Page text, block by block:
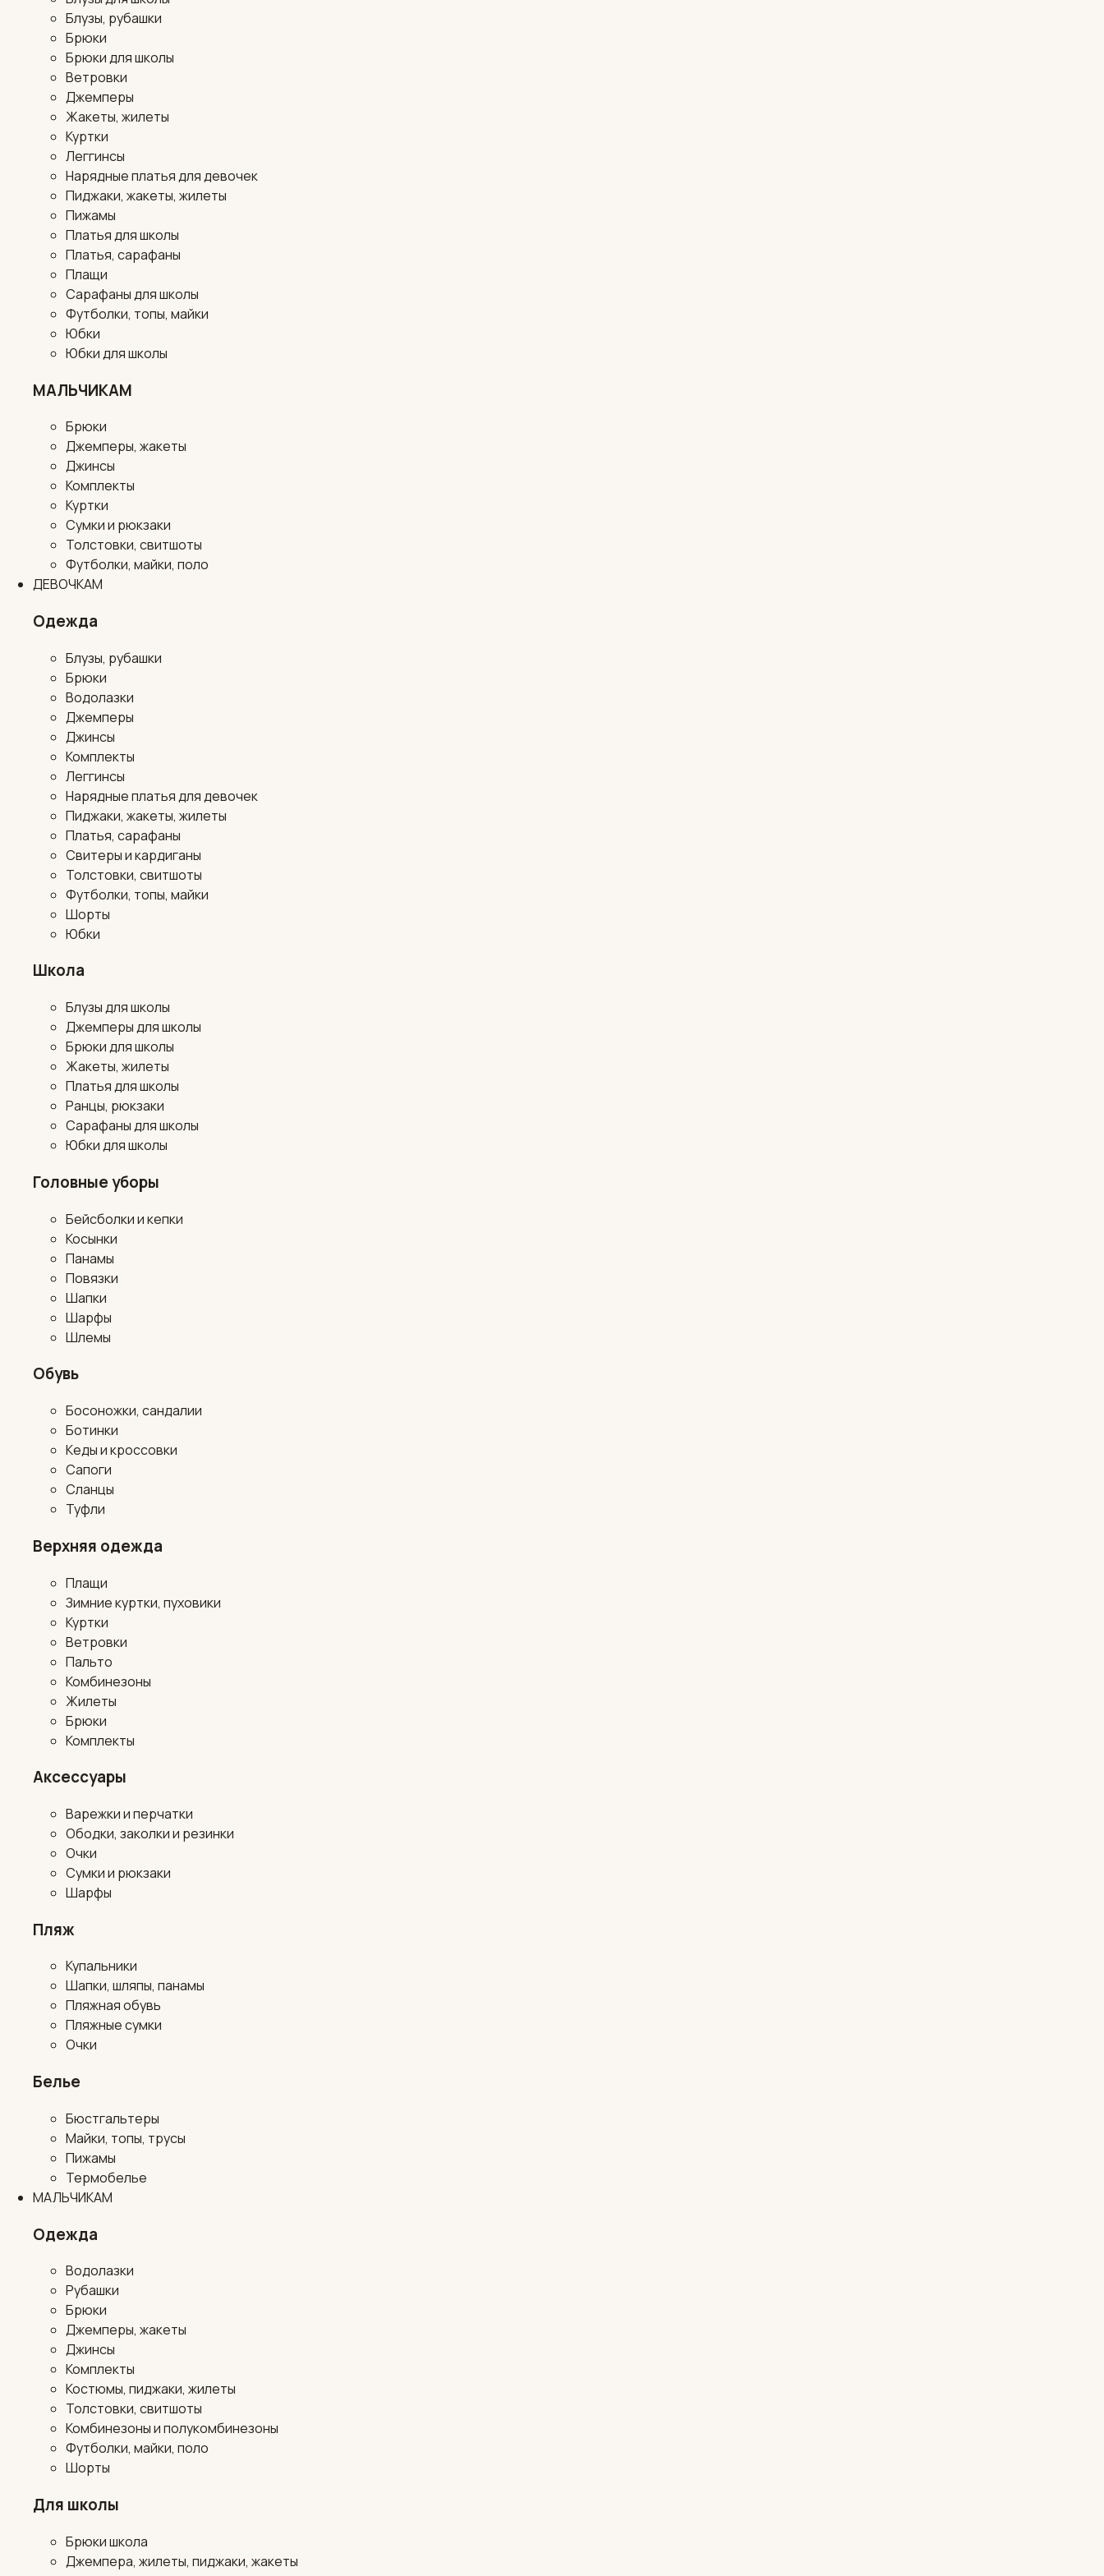
Блузы, рубашки
Брюки
Брюки для школы
Ветровки
Джемперы
Жакеты, жилеты
Куртки
Леггинсы
Нарядные платья для девочек
Пиджаки, жакеты, жилеты
Пижамы
Платья для школы
Платья, сарафаны
Плащи
Сарафаны для школы
Футболки, топы, майки
Юбки
Юбки для школы
МАЛЬЧИКАМ
Брюки
Джемперы, жакеты
Джинсы
Комплекты
Куртки
Сумки и рюкзаки
Толстовки, свитшоты
Футболки, майки, поло
ДЕВОЧКАМ
Одежда
Блузы, рубашки
Брюки
Водолазки
Джемперы
Джинсы
Комплекты
Леггинсы
Нарядные платья для девочек
Пиджаки, жакеты, жилеты
Платья, сарафаны
Свитеры и кардиганы
Толстовки, свитшоты
Футболки, топы, майки
Шорты
Юбки
Школа
Блузы для школы
Джемперы для школы
Брюки для школы
Жакеты, жилеты
Платья для школы
Ранцы, рюкзаки
Сарафаны для школы
Юбки для школы
Головные уборы
Бейсболки и кепки
Косынки
Панамы
Повязки
Шапки
Шарфы
Шлемы
Обувь
Босоножки, сандалии
Ботинки
Кеды и кроссовки
Сапоги
Сланцы
Туфли
Верхняя одежда
Плащи
Зимние куртки, пуховики
Куртки
Ветровки
Пальто
Комбинезоны
Жилеты
Брюки
Комплекты
Аксессуары
Варежки и перчатки
Ободки, заколки и резинки
Очки
Сумки и рюкзаки
Шарфы
Пляж
Купальники
Шапки, шляпы, панамы
Пляжная обувь
Пляжные сумки
Очки
Белье
Бюстгальтеры
Майки, топы, трусы
Пижамы
Термобелье
МАЛЬЧИКАМ
Одежда
Водолазки
Рубашки
Брюки
Джемперы, жакеты
Джинсы
Комплекты
Костюмы, пиджаки, жилеты
Толстовки, свитшоты
Комбинезоны и полукомбинезоны
Футболки, майки, поло
Шорты
Для школы
Брюки школа
Джемпера, жилеты, пиджаки, жакеты